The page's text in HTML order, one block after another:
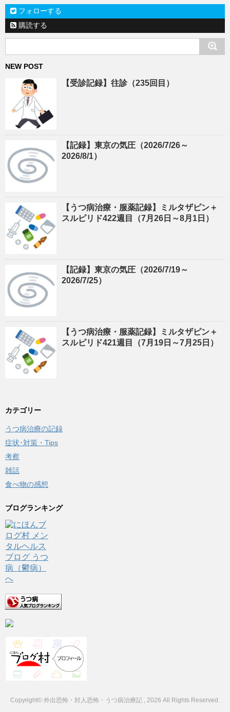
フォローする
購読する
NEW POST
【受診記録】往診（235回目）
【記録】東京の気圧（2026/7/26～
2026/8/1）
【うつ病治療・服薬記録】ミルタザピン＋
スルピリド422週目（7月26日～8月1日）
【記録】東京の気圧（2026/7/19～
2026/7/25）
【うつ病治療・服薬記録】ミルタザピン＋
スルピリド421週目（7月19日～7月25日）
カテゴリー
うつ病治療の記録
症状･対策・Tips
考察
雑話
食べ物の感想
ブログランキング
Copyright© 外出恐怖・対人恐怖・うつ病治療記 , 2026 All Rights Reserved.